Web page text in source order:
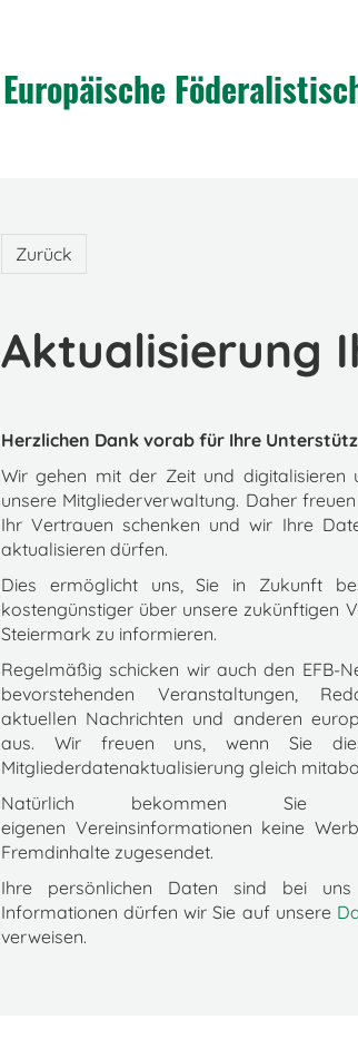
Europäische
Zurück
Aktualisierung
Herzlichen Dank vorab für Ihre
Wir gehen mit der Zeit und digitalisieren
unsere Mitgliederverwaltung. Daher
Ihr Vertrauen schenken und wir Ihre
aktualisieren dürfen.
Dies ermöglicht uns, Sie in Zukunft
kostengünstiger über unsere zukünftigen
Steiermark zu informieren.
Regelmäßig schicken wir auch den EFB-
bevorstehenden Veranstaltungen,
aktuellen Nachrichten und anderen
aus. Wir freuen uns, wenn Sie
Mitgliederdatenaktualisierung gleich
Natürlich bekommen Sie
eigenen Vereinsinformationen keine
Fremdinhalte zugesendet.
Ihre persönlichen Daten sind bei
Informationen dürfen wir Sie auf unsere
verweisen.